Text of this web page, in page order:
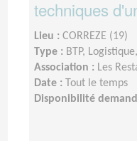
techniques
Lieu : CORREZE (19)
Type : BTP,
Association : Les
Date :
Tout le temps
Disponibilité